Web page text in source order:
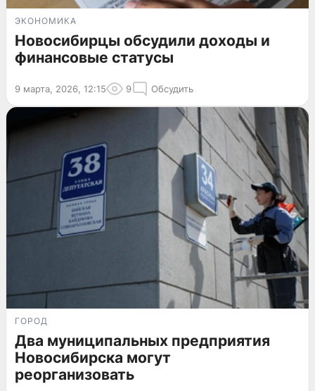
ЭКОНОМИКА
Новосибирцы обсудили доходы и
финансовые статусы
9 марта, 2026, 12:15 9 Обсудить
ГОРОД
Два муниципальных предприятия
Новосибирска могут
реорганизовать